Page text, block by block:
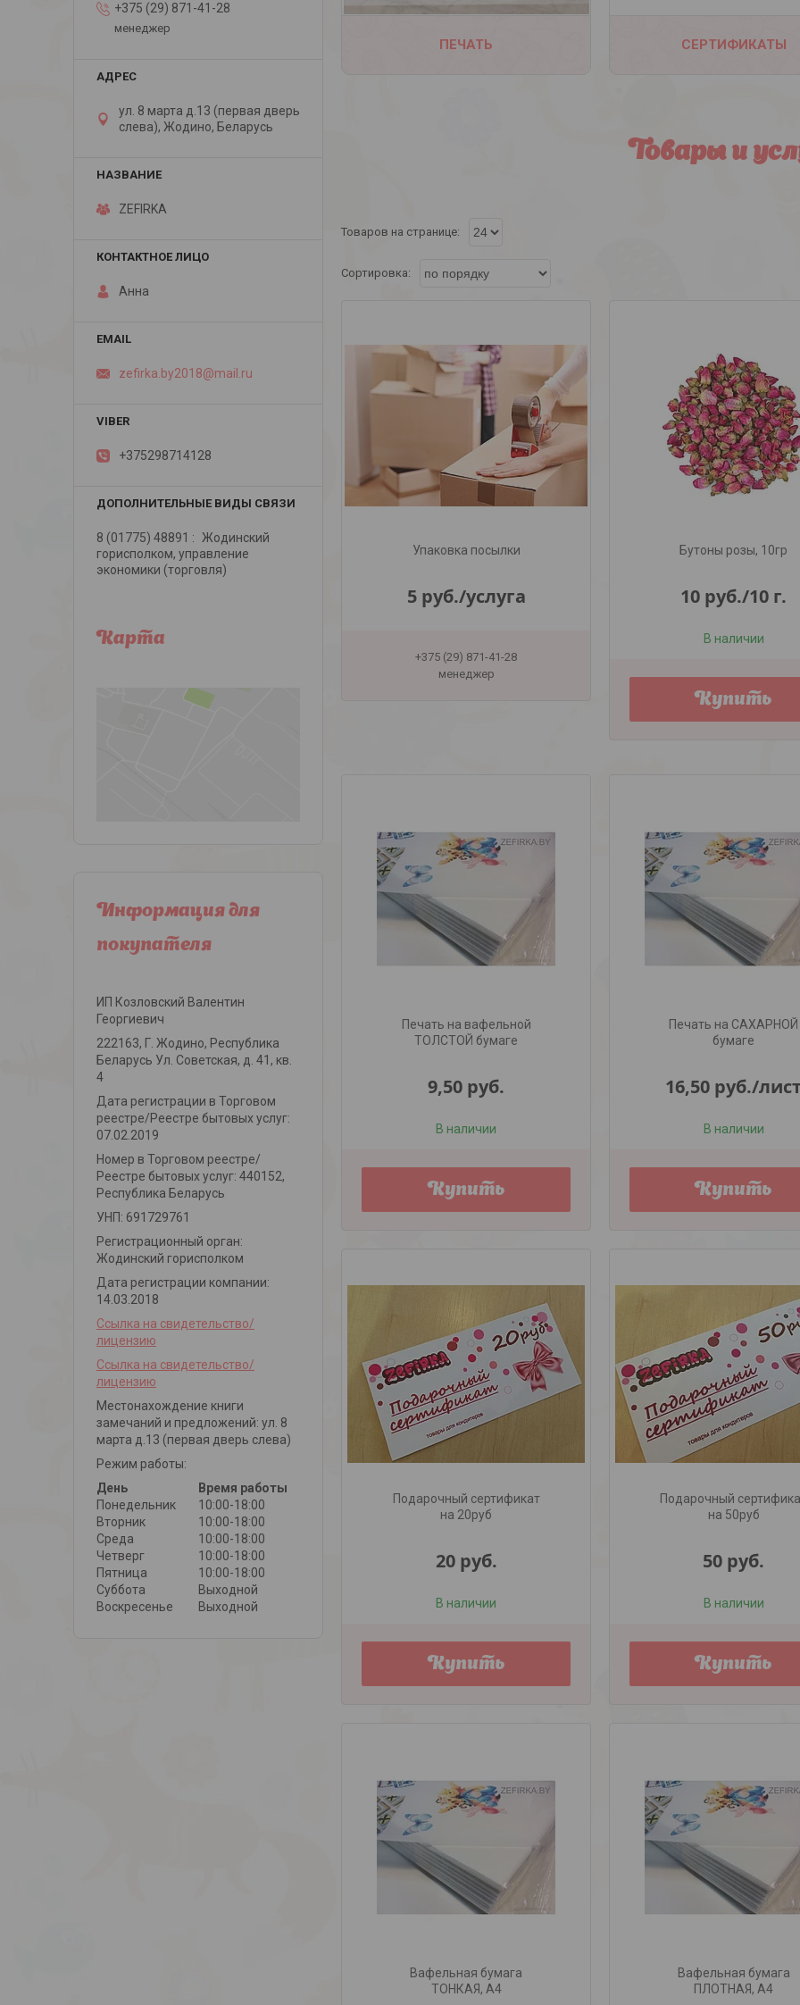
ПЕЧАТЬ СЕРТИФИКАТЫ
Товары и
Упаковка посылки
5 руб./услуга
+375 (29) 871-41-28
менеджер
Бутоны розы, 10гр
10 руб./10 г.
В наличии
Купить
Печать на вафельной
ТОЛСТОЙ бумаге
9,50 руб.
В наличии
Купить
Печать на САХАРНОЙ
бумаге
16,50 руб./
В наличии
Купить
Подарочный сертификат
на 20руб
20 руб.
В наличии
Купить
Подарочный
на 50руб
50 руб.
В наличии
Купить
Вафельная бумага
ТОНКАЯ, А4
Вафельная бумага
ПЛОТНАЯ, А4
+375 (29) 871-41-28
менеджер
ул. 8 марта д.13 (первая дверь
слева), Жодино, Беларусь
ZEFIRKA
Анна
zefirka.by2018@mail.ru
+375298714128
8 (01775) 48891
Жодинский
горисполком, управление
экономики (торговля)
Карта
Информация для
покупателя
ИП Козловский Валентин
Георгиевич
222163, Г. Жодино, Республика
Беларусь Ул. Советская, д. 41, кв.
4
Дата регистрации в Торговом
реестре/Реестре бытовых услуг:
07.02.2019
Номер в Торговом реестре/
Реестре бытовых услуг: 440152,
Республика Беларусь
УНП: 691729761
Регистрационный орган:
Жодинский горисполком
Дата регистрации компании:
14.03.2018
Ссылка на свидетельство/
лицензию
Ссылка на свидетельство/
лицензию
Местонахождение книги
замечаний и предложений: ул. 8
марта д.13 (первая дверь слева)
Режим работы:
День
Время работы
Понедельник
10:00-18:00
Вторник
10:00-18:00
Среда
10:00-18:00
Четверг
10:00-18:00
Пятница
10:00-18:00
Суббота
Выходной
Воскресенье
Выходной